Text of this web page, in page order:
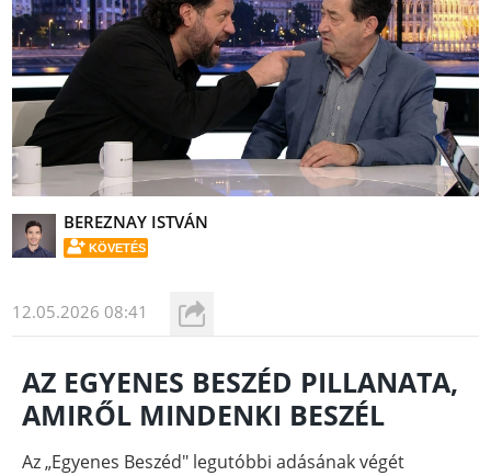
BEREZNAY ISTVÁN
KÖVETÉS
12.05.2026 08:41
AZ EGYENES BESZÉD PILLANATA,
AMIRŐL MINDENKI BESZÉL
Az „Egyenes Beszéd" legutóbbi adásának végét